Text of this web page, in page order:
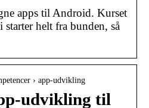
apps til Android. Kurset
helt fra bunden, så
› app-udvikling
udvikling til